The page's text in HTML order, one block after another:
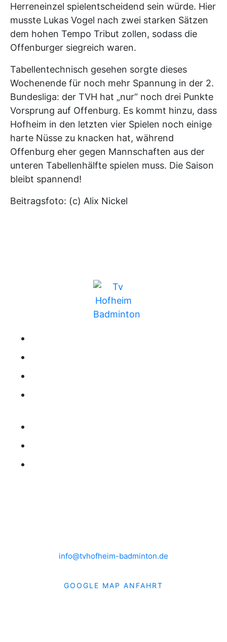
Herreneinzel spielentscheidend sein würde. Hier
musste Lukas Vogel nach zwei starken Sätzen
dem hohen Tempo Tribut zollen, sodass die
Offenburger siegreich waren.
Tabellentechnisch gesehen sorgte dieses
Wochenende für noch mehr Spannung in der 2.
Bundesliga: der TVH hat „nur“ noch drei Punkte
Vorsprung auf Offenburg. Es kommt hinzu, dass
Hofheim in den letzten vier Spielen noch einige
harte Nüsse zu knacken hat, während
Offenburg eher gegen Mannschaften aus der
unteren Tabellenhälfte spielen muss. Die Saison
bleibt spannend!
Beitragsfoto: (c) Alix Nickel
info@tvhofheim-badminton.de
GOOGLE MAP ANFAHRT